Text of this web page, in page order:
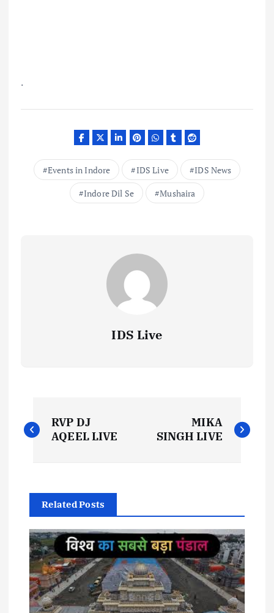
.
Events in Indore IDS Live
IDS News
Indore Dil Se
Mushaira
IDS Live
o
t
n
a
v
RVP DJ
AQEEL LIVE
MIKA
SINGH LIVE
Related Posts